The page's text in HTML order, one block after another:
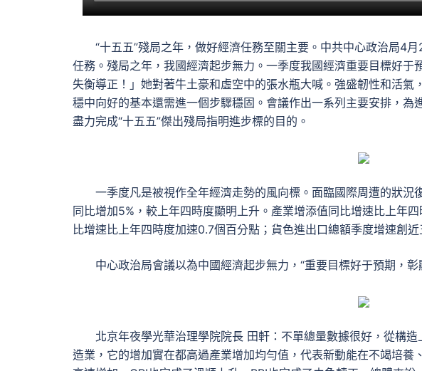
“十五五”殘局之年，做好經濟任務至關主要。中共中心政治局4
任務。殘局之年，我國經濟起步無力。一季度我國經濟重要目標好
失衡導正！」她對著牛土豪和虛空中的張水瓶大喊。強盛韌性和活氣
穩中向好的基本還需進一個步驟穩固。會議作出一系列主要安排，為
盡力完成“十五五”傑出殘局指明進步標的目的。
一季度凡是被視作全年經濟走勢的風向標。面臨國際周遭的狀況
同比增加5%，較上年四時度顯明上升。產業增添值同比增速比上年
比增速比上年四時度加速0.7個百分點；貨色進出口總額季度增速創近
中心政治局會議以為中國經濟起步無力，“重要目標好于預期，彰
北京年夜學光華治理學院院長 田軒：不單總量數據很好，從構造
造業，它的增加實在都高過產業增加均勻值，代表新動能在不竭培養